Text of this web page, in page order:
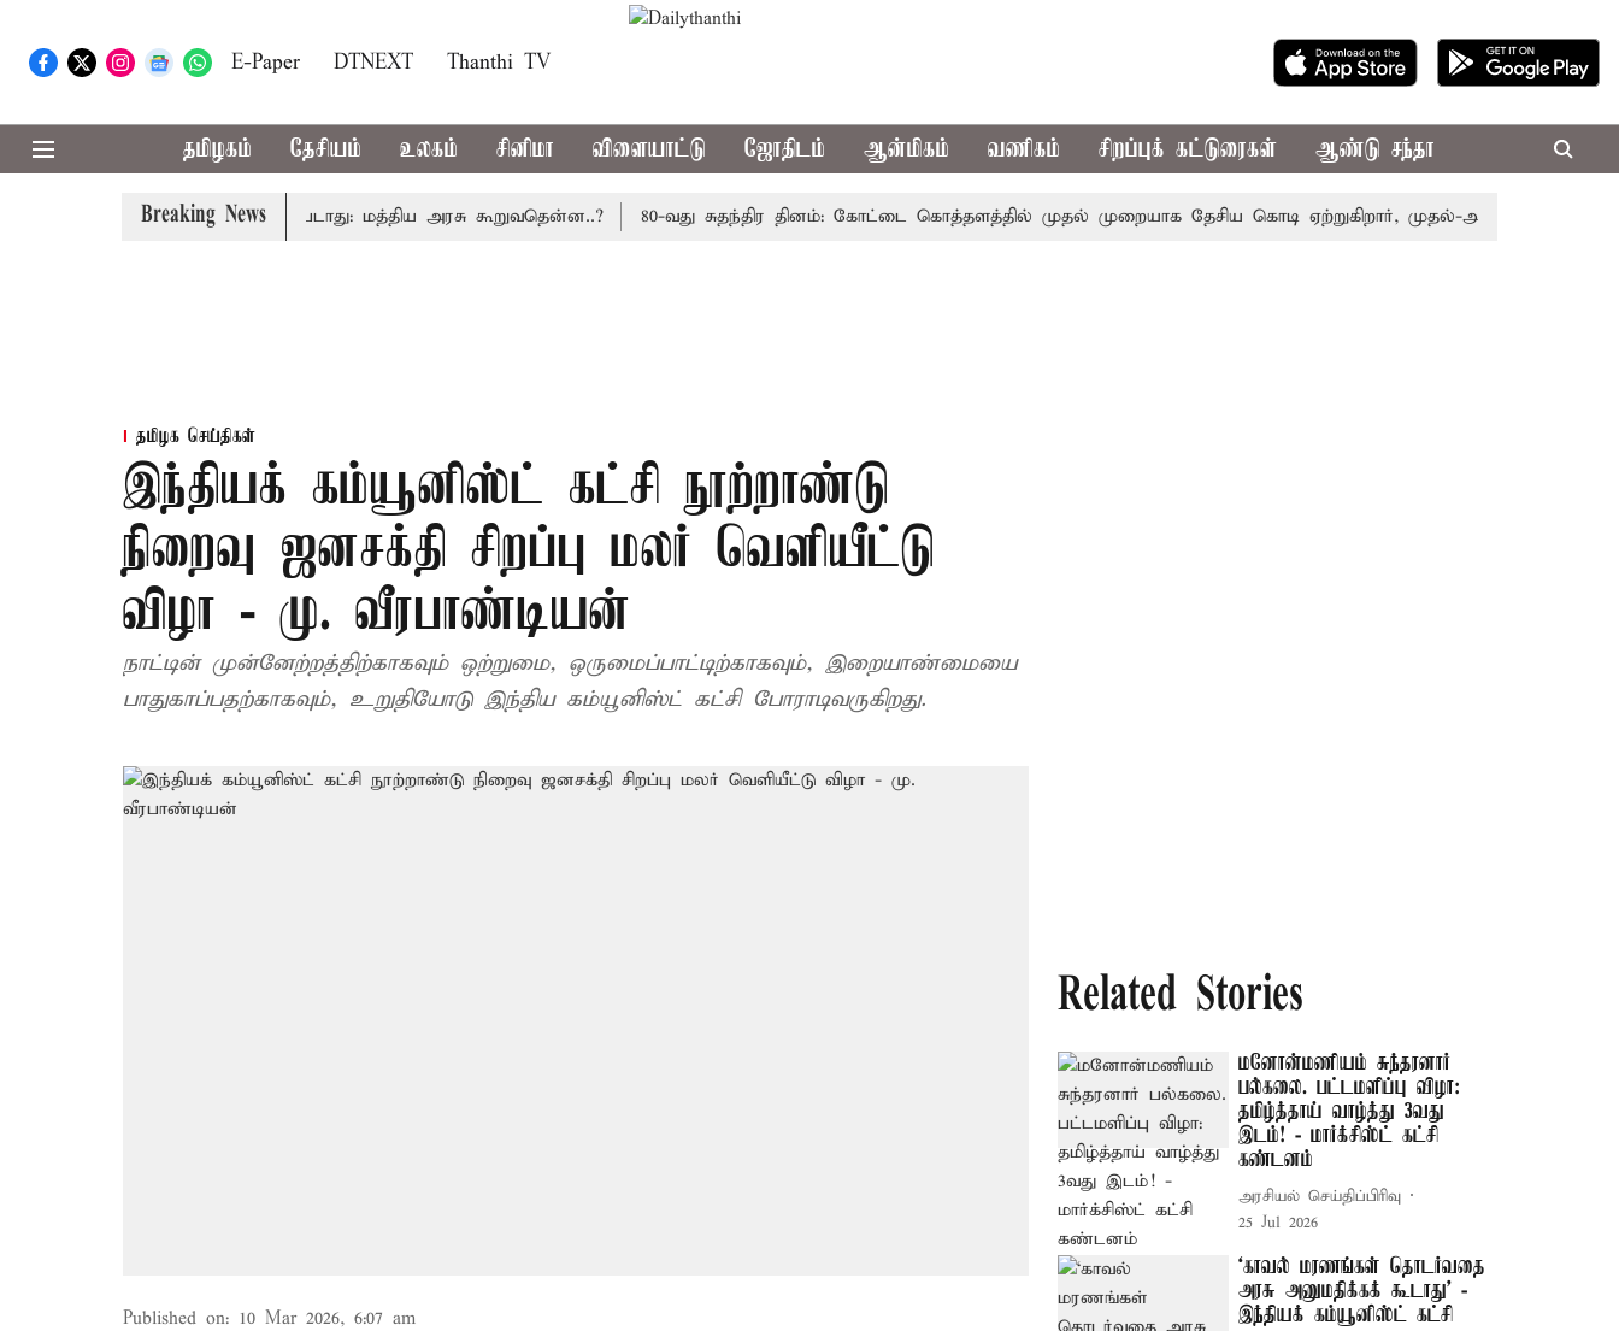
E-Paper DTNEXT Thanthi TV
தமிழகம் தேசியம் உலகம் சினிமா விளையாட்டு ஜோதிடம் ஆன்மிகம் வணிகம் சிறப்புக் கட்டுரைகள் ஆண்டு சந்தா
Breaking News
கட்டணம் வசூலிக்கப்படாது: மத்திய அரசு கூறுவதென்ன..? 80-வது சுதந்திர தினம்: கோட்டை கொத்தளத்தில் முதல் முறையாக தேசிய கொடி ஏற்றுகிறார், முதல்-அமைச்சர் விஜய்!
தமிழக செய்திகள்
இந்தியக் கம்யூனிஸ்ட் கட்சி நூற்றாண்டு
நிறைவு ஜனசக்தி சிறப்பு மலர் வெளியீட்டு
விழா - மு. வீரபாண்டியன்
நாட்டின் முன்னேற்றத்திற்காகவும் ஒற்றுமை, ஒருமைப்பாட்டிற்காகவும், இறையாண்மையை
பாதுகாப்பதற்காகவும், உறுதியோடு இந்திய கம்யூனிஸ்ட் கட்சி போராடிவருகிறது.
Published on: 10 Mar 2026, 6:07 am
Related Stories
மனோன்மணியம் சுந்தரனார்
பல்கலை. பட்டமளிப்பு விழா:
தமிழ்த்தாய் வாழ்த்து 3வது
இடம்! - மார்க்சிஸ்ட் கட்சி
கண்டனம்
அரசியல் செய்திப்பிரிவு
25 Jul 2026
‘காவல் மரணங்கள் தொடர்வதை
அரசு அனுமதிக்கக் கூடாது’ -
இந்தியக் கம்யூனிஸ்ட் கட்சி